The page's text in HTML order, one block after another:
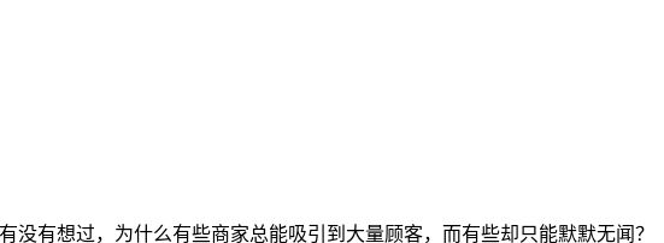
有想过，为什么有些商家总能吸引到大量顾客，而有些却只能默默无闻？